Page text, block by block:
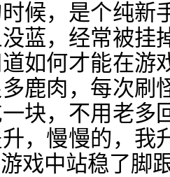
候，是个纯新
蓝，经常被挂
如何才能在游
鹿肉，每次刷
块，不用老多
，慢慢的，我
戏中站稳了脚